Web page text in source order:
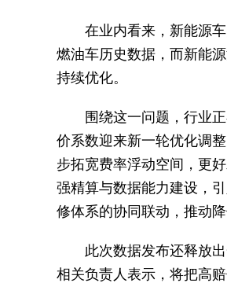
在业内看来，新能源
燃油车历史数据，而新能
持续优化。
围绕这一问题，行业
价系数迎来新一轮优化调
步拓宽费率浮动空间，更
强精算与数据能力建设，
修体系的协同联动，推动
此次数据发布还释放
相关负责人表示，将把高